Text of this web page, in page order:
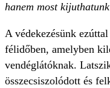
hanem most
A védekezésünk
félidőben, amelyben
vendéglátóknak.
összecsiszolódott és